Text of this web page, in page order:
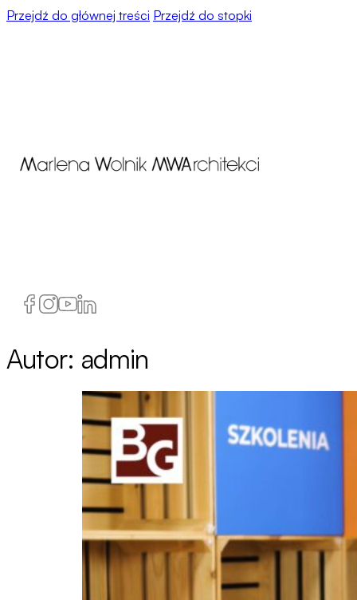
Przejdź do głównej treści Przejdź do stopki
Autor: admin